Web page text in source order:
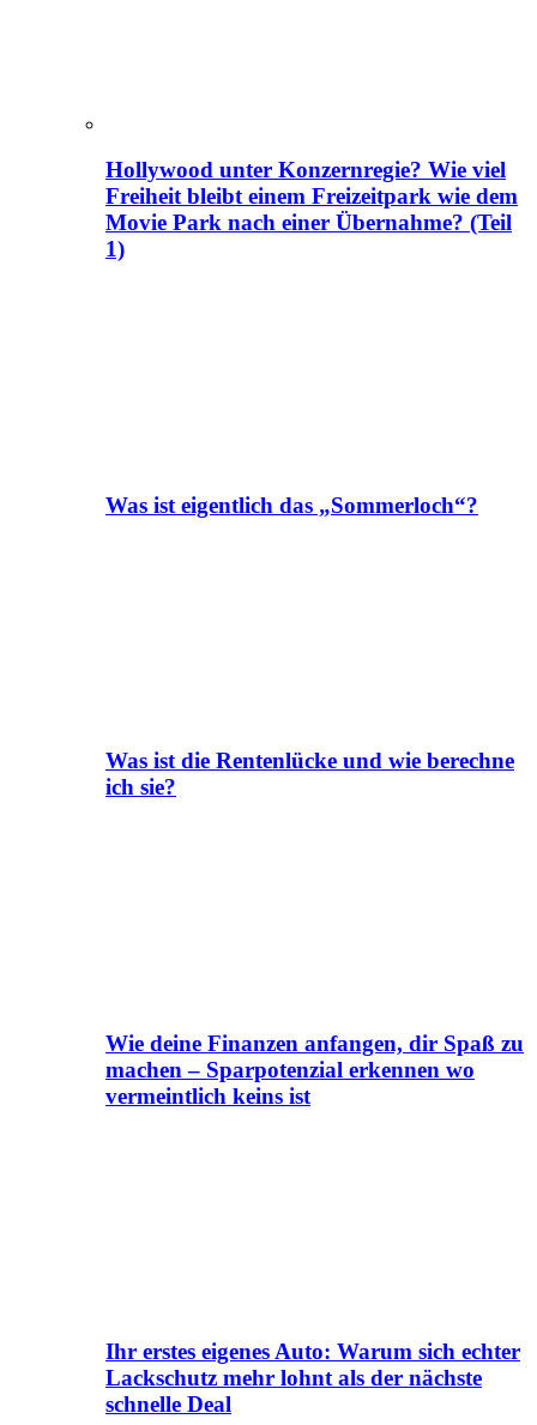
Hollywood unter Konzernregie? Wie viel
Freiheit bleibt einem Freizeitpark wie dem
Movie Park nach einer Übernahme? (Teil
1)
Was ist eigentlich das „Sommerloch“?
Was ist die Rentenlücke und wie berechne
ich sie?
Wie deine Finanzen anfangen, dir Spaß zu
machen – Sparpotenzial erkennen wo
vermeintlich keins ist
Ihr erstes eigenes Auto: Warum sich echter
Lackschutz mehr lohnt als der nächste
schnelle Deal